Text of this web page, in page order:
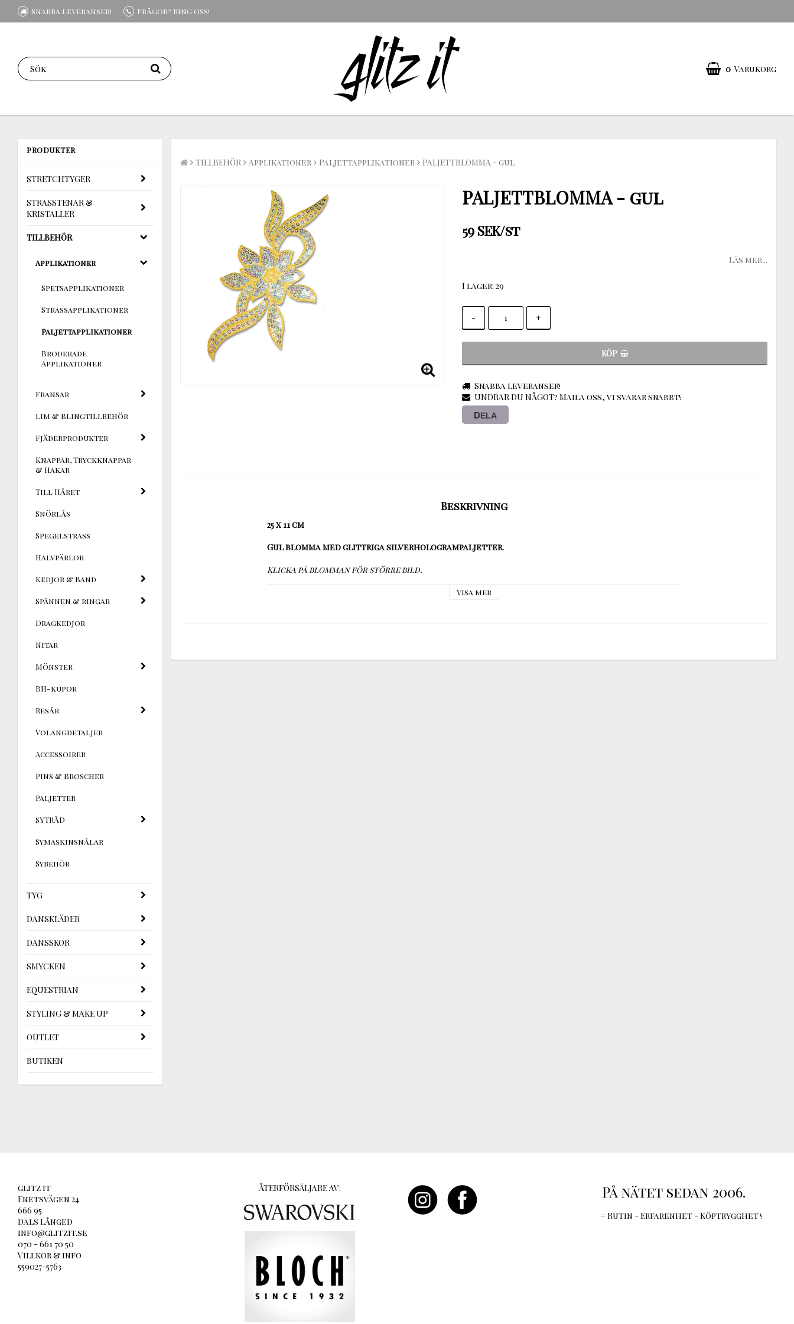
Snabba leveranser! Frågor? Ring oss!
0 Varukorg
PRODUKTER
STRETCHTYGER
STRASSTENAR &
KRISTALLER
TILLBEHÖR
Applikationer
Spetsapplikationer
Strassapplikationer
Paljettapplikationer
Broderade
Applikationer
Fransar
Lim & Blingtillbehör
Fjäderprodukter
Knappar, Tryckknappar
& Hakar
Till Håret
Snörlås
Spegelstrass
Halvpärlor
Kedjor & Band
Spännen & ringar
Dragkedjor
Nitar
Mönster
BH-kupor
Resår
Volangdetaljer
Accessoirer
Pins & Broscher
Paljetter
SYTRÅD
Symaskinsnålar
Sybehör
TYG
DANSKLÄDER
DANSSKOR
SMYCKEN
EQUESTRIAN
STYLING & MAKE UP
OUTLET
BUTIKEN
TILLBEHÖR Applikationer Paljettapplikationer PALJETTBLOMMA - gul
PALJETTBLOMMA - gul
59 SEK/st
Läs mer...
I lager: 29
- +
KÖP
Snabba leveranser!
UNDRAR DU NÅGOT? Maila oss, vi svarar snabbt!
DELA
Beskrivning
25 x 11 cm
Gul blomma med glittriga silverhologrampaljetter.
Klicka på blomman för större bild.
Visa mer
glitz it
Enetsvägen 24
666 95
Dals Långed
info@glitzit.se
070 - 661 70 50
Villkor & info
559027-5763
ÅTERFÖRSÄLJARE AV: På nätet sedan 2006.
= Rutin - Erfarenhet - Köptrygghet !